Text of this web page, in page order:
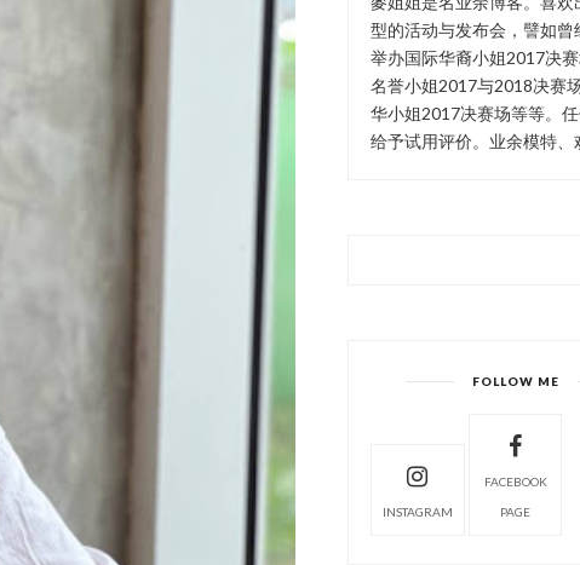
型的活动与发布会，譬如曾
举办国际华裔小姐2017决
名誉小姐2017与2018决赛
华小姐2017决赛场等等。
给予试用评价。业余模特、
FOLLOW ME
INSTAGRAM
FACEBOOK
PAGE